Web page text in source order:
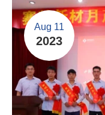
Aug 11
2023